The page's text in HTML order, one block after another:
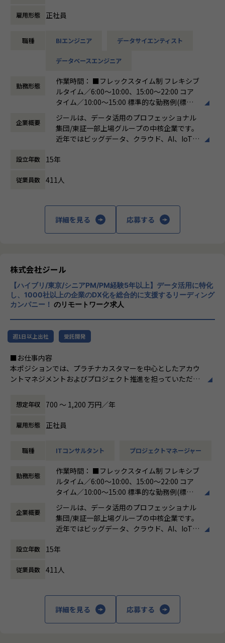
ます。お客様に対する長期的な貢献を果たす
【詳細】
画、設計、実装まで、プロジェクトに一気通貫で関わってい
●主に要件定義からテストまでお任せします。開発だけでな
エンドユーザーとのコミュニケーション能力など、幅広い経
験に基づくスキルアップ・キャリアアップが可能な環境で
●エンドユーザー様と直接やり取りをする立場であり、要件
定義など上流工程に携われます。
■募集背景
るための増員です。
雇用形態 正社員
職種 BIエンジニア データサイエンティスト
データベースエンジニア
勤務形態
作業時間： ■フレックスタイム制 フレキシブ
ルタイム／6:00～10:00、15:00～22:00 コア
タイム／10:00～15:00 標準的な勤務例(標準
労働時間)／9:00～18:00
働き方：フレックス制（コアタイムあり）
時間外労働の有無： 有（月平均19時間）
休憩時間： 60分
企業概要
ジールは、データ活用のプロフェッショナル
集団/東証一部上場グループの中核企業です。
近年ではビッグデータ、クラウド、AI、IoTを
する立場にスコープを拡張しています。
顧客の大半は大手企業となっており、30年以
■Mission：専門性と技術力、高度な分析ノ
ズに応えるため、私たちは「プロフェッショ
ナルサービスの大衆化」をミッションとして
掲げております。高い専門性を持った技術
力、深い経験から得られた多様性のある高度
な分析力をハイクオリティ＆ローコストで提
供することで、企業の競争優位確保に貢献す
ることを私たちは使命としております。
造」を掲げて、理想企業の創造に向け、「社
員全員が燃える会社」を目指しています。理
展する企業です。そして、社員全員が燃え続
ます。お客様に対する長期的な貢献を果たす
設立年数 15年
従業員数 411人
詳細を見る 応募する
株式会社ジール
【ハイブリ/東京/シニアPM/PM経験5年以上】データ活用に特化
し、1000社以上の企業のDX化を総合的に支援するリーディング
カンパニー！ のリモートワーク求人
週1日以上出社 受託開発
■お仕事内容
本ポジションでは、プラチナカスタマーを中心としたアカウ
ントマネジメントおよびプロジェクト推進を担っていただき
-担当顧客に対するアカウントプランの策定・実行
-顧客の経営・事業課題を踏まえた中長期ロードマップの
共同策定
-営業部門と連携した提案活動および受注に向けたアクシ
-ステアリングコミッティの設計・運営（経営層との合意
-顧客との関係構築およびリレーション強化
-社内外ステークホルダーとの調整・ファシリテーション
※データ領域については、専門的な開発スキルは必須では
なく、顧客折衝の場においてコミュニケーションが取れるレ
ベルで問題ありません。
■担当頂きたいミッション
ス機会を創出する
・アカウントプランを策定し、営業と連携して提案〜受注ま
・ステアリングコミッティを通じた意思決定支援・関係強化
想定年収 700 〜 1,200 万円／年
雇用形態 正社員
職種 ITコンサルタント プロジェクトマネージャー
勤務形態
作業時間： ■フレックスタイム制 フレキシブ
ルタイム／6:00～10:00、15:00～22:00 コア
タイム／10:00～15:00 標準的な勤務例(標準
労働時間)／9:00～18:00
働き方：フレックス制（コアタイムあり）
時間外労働の有無： 有（月平均19時間）
休憩時間： 60分
企業概要
ジールは、データ活用のプロフェッショナル
集団/東証一部上場グループの中核企業です。
近年ではビッグデータ、クラウド、AI、IoTを
する立場にスコープを拡張しています。
顧客の大半は大手企業となっており、30年以
■Mission：専門性と技術力、高度な分析ノ
設立年数 15年
従業員数 411人
詳細を見る 応募する